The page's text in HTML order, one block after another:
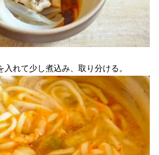
入れて少し煮込み、取り分ける。